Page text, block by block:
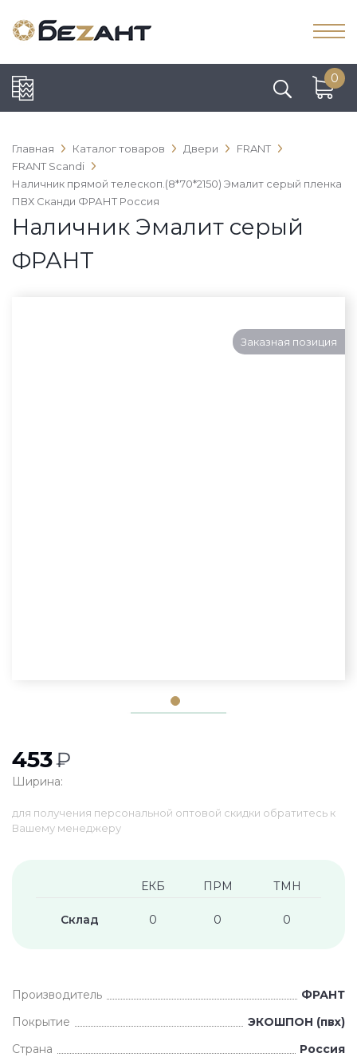
0
Главная Каталог товаров Двери
FRANT
FRANT Scandi
Наличник прямой телескоп.(8*70*2150) Эмалит серый пленка
ПВХ Сканди ФРАНТ Россия
Наличник Эмалит серый
ФРАНТ
Заказная позиция
453₽
Ширина:
для получения персональной оптовой скидки обратитесь к
Вашему менеджеру
ЕКБ ПРМ ТМН
Склад 0 0 0
Производитель
ФРАНТ
Покрытие
ЭКОШПОН (пвх)
Страна
Россия